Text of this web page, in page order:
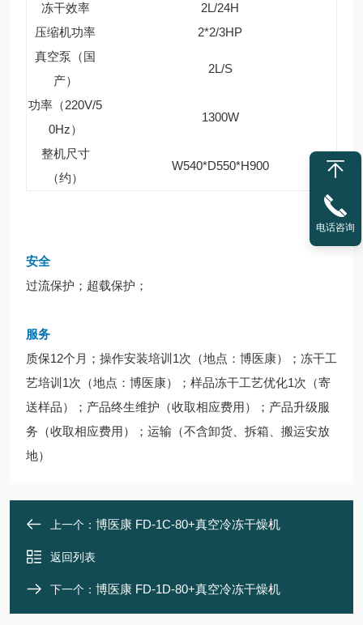
冻干效率
2L/24H
压缩机功率
2*2/3HP
真空泵（国
产）
2L/S
功率（220V/5
0Hz）
1300W
整机尺寸
（约）
W540*D550*H900
安全
过流保护；超载保护；
服务
质保12个月；操作安装培训1次（地点：博医康）；冻干工
艺培训1次（地点：博医康）；样品冻干工艺优化1次（寄
送样品）；产品终生维护（收取相应费用）；产品升级服
务（收取相应费用）；运输（不含卸货、拆箱、搬运安放
地）
上一个： 博医康 FD-1C-80+真空冷冻干燥机
返回列表
下一个： 博医康 FD-1D-80+真空冷冻干燥机
电话咨询